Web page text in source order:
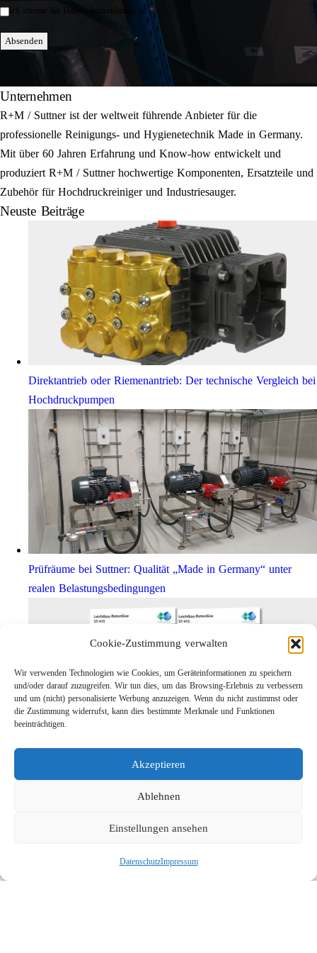
Cookie-Zustimmung verwalten
Wir verwenden Technologien wie Cookies, um Geräteinformationen zu speichern
und/oder darauf zuzugreifen. Wir tun dies, um das Browsing-Erlebnis zu verbessern
und um (nicht) personalisierte Werbung anzuzeigen. Wenn du nicht zustimmst oder
die Zustimmung widerrufst, kann dies bestimmte Merkmale und Funktionen
beeinträchtigen.
Akzeptieren
Ablehnen
Einstellungen ansehen
DatenschutzImpressum
Einwilligung
Ich stimme der Datenschutzerklärung zu.*
Absenden
Unternehmen
R+M / Suttner ist der weltweit führende Anbieter für die
professionelle Reinigungs- und Hygienetechnik Made in Germany.
Mit über 60 Jahren Erfahrung und Know-how entwickelt und
produziert R+M / Suttner hochwertige Komponenten, Ersatzteile und
Zubehör für Hochdruckreiniger und Industriesauger.
Neuste Beiträge
Direktantrieb oder Riemenantrieb: Der technische Vergleich bei
Hochdruckpumpen
Prüfräume bei Suttner: Qualität „Made in Germany“ unter
realen Belastungsbedingungen
Links
Suche